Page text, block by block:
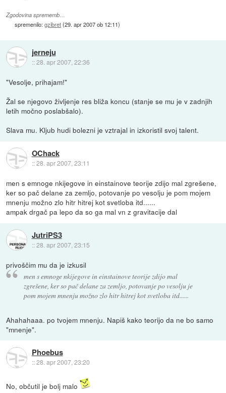
Zgodovina sprememb…
spremenilo:gzibret(29. apr 2007 ob 12:11)
jerneju
::28. apr 2007, 22:36
"Vesolje, prihajam!"
Žal se njegovo življenje res bliža koncu (stanje se mu je v zadnjih
letih močno poslabšalo).
Slava mu. Kljub hudi bolezni je vztrajal in izkoristil svoj talent.
OChack
::28. apr 2007, 23:11
men s emnoge nkijegove in einstainove teorije zdijo mal zgrešene,
ker so pač delane za zemljo, potovanje po vesolju je pom mojem
mnenju možno zlo hitr hitrej kot svetloba itd......
ampak drgač pa lepo da so ga mal vn z gravitacije dal
JutriPS3
::28. apr 2007, 23:15
privoščim mu da je izkusil
men s emnoge nkijegove in einstainove teorije zdijo mal
zgrešene, ker so pač delane za zemljo, potovanje po vesolju je
pom mojem mnenju možno zlo hitr hitrej kot svetloba itd......
Ahahahaaa. po tvojem mnenju. Napiš kako teorijo da ne bo samo
"mnenje".
Phoebus
::28. apr 2007, 23:20
No, občutil je bolj malo